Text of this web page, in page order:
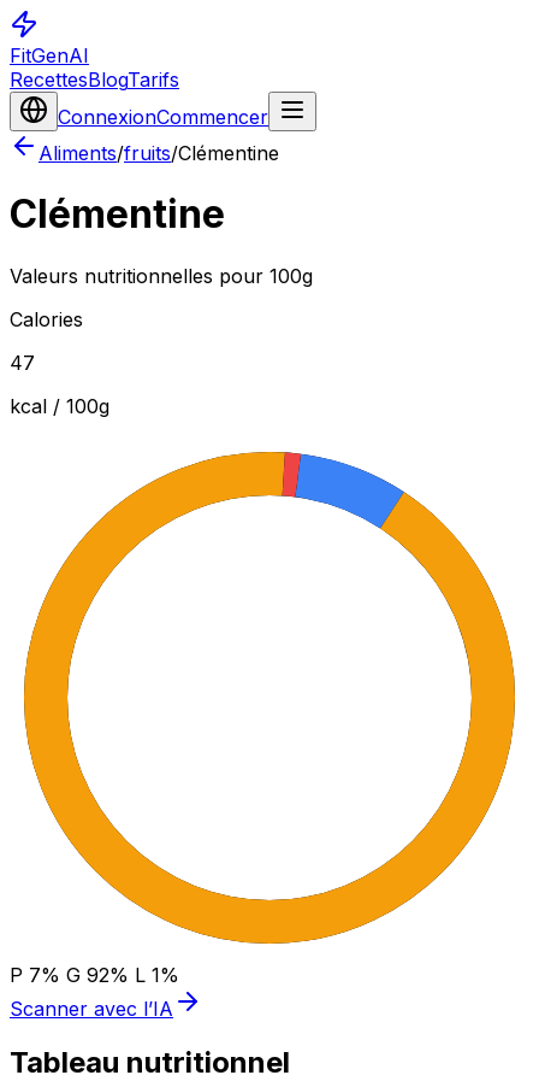
FitGenAI
RecettesBlogTarifs
ConnexionCommencer
Aliments/fruits/Clémentine
Clémentine
Valeurs nutritionnelles pour 100g
Calories
47
kcal / 100g
P 7% G 92% L 1%
Scanner avec l’IA
Tableau nutritionnel